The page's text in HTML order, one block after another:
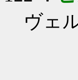
ヴェ